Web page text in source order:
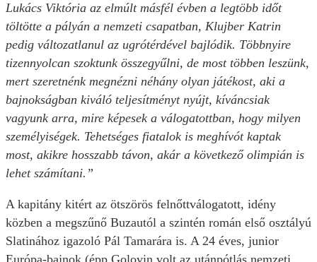
Lukács Viktória az elmúlt másfél évben a legtöbb időt
töltötte a pályán a nemzeti csapatban, Klujber Katrin
pedig változatlanul az ugrótérdével bajlódik. Többnyire
tizennyolcan szoktunk összegyűlni, de most többen leszünk,
mert szeretnénk megnézni néhány olyan játékost, aki a
bajnokságban kiváló teljesítményt nyújt, kíváncsiak
vagyunk arra, mire képesek a válogatottban, hogy milyen
személyiségek. Tehetséges fiatalok is meghívót kaptak
most, akikre hosszabb távon, akár a következő olimpián is
lehet számítani.”
A kapitány kitért az ötszörös felnőttválogatott, idény
közben a megszűnő Buzautól a szintén román első osztályú
Slatinához igazoló Pál Tamarára is. A 24 éves, junior